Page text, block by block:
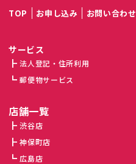
TOP お申し込み お問い合わせ
サービス
法人登記・住所利用
郵便物サービス
店舗一覧
渋谷店
神保町店
広島店